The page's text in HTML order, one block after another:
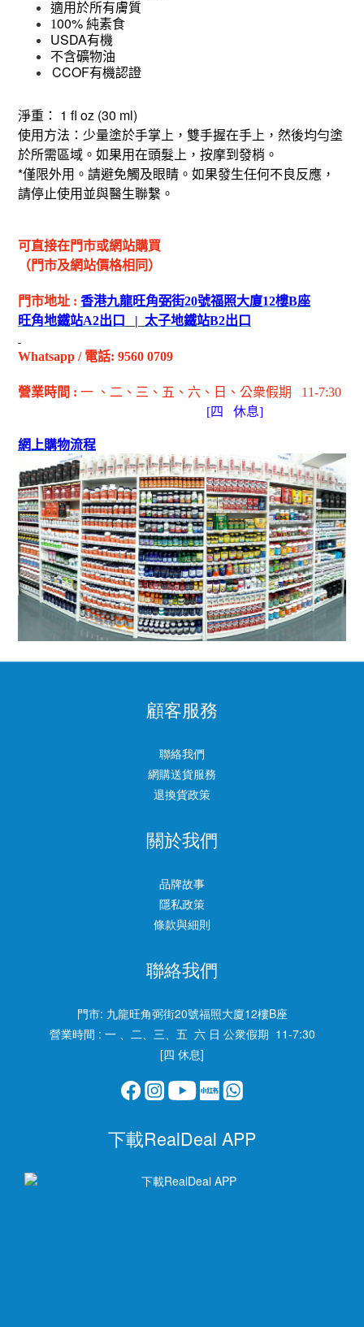
適用於所有膚質
100% 純素食
USDA有機
不含礦物油
CCOF有機認證
淨重： 1 fl oz (30 ml)
使用方法：少量塗於手掌上，雙手握在手上，然後均勻塗
於所需區域。如果用在頭髮上，按摩到發梢。
*僅限外用。請避免觸及眼睛。如果發生任何不良反應，
請停止使用並與醫生聯繫。
可直接在門市或網站購買
（門市及網站價格相同）
門市地址 : 香港九龍旺角弼街20號福照大廈12樓B座
旺角地鐵站A2出 口 | 太子地鐵站B2出 口
Whatsapp / 電話: 9560 0709
營業時間 : 一 、二、三、五 、六 、日 、公衆假期
11-7:30
[四 休息]
網上購物流程
顧客服務
聯絡我們
網購送貨服務
退換貨政策
關於我們
品牌故事
隱私政策
條款與細則
聯絡我們
門市: 九龍旺角弼街20號福照大廈12樓B座
營業時間 : 一 、二、三、五 六 日 公衆假期 11-7:30
[四 休息]
下載RealDeal APP